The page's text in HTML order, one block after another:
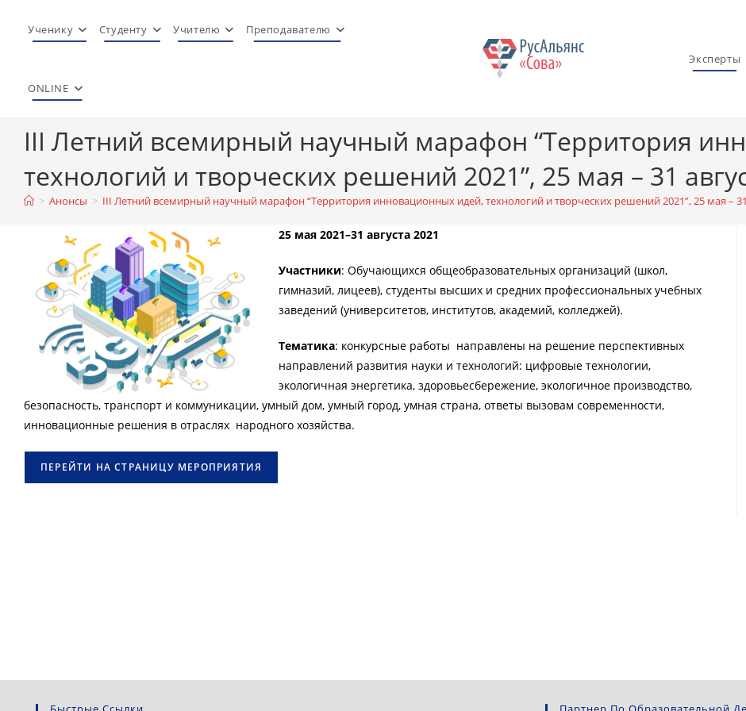
Ученику Студенту Учителю Преподавателю
ONLINE
Эксперты
III Летний всемирный научный марафон “Территория
технологий и творческих решений 2021”, 25 мая – 31
> Анонсы > III Летний всемирный научный марафон “Территория инновационных идей, технологий и творческих решений 2021”, 25 мая – 31
25 мая 2021–31 августа 2021
Участники: Обучающихся общеобразовательных организаций (школ,
гимназий, лицеев), студенты высших и средних профессиональных учебных
заведений (университетов, институтов, академий, колледжей).
Тематика: конкурсные работы направлены на решение перспективных
направлений развития науки и технологий: цифровые технологии,
экологичная энергетика, здоровьесбережение, экологичное производство,
безопасность, транспорт и коммуникации, умный дом, умный город, умная страна, ответы вызовам современности,
инновационные решения в отраслях народного хозяйства.
ПЕРЕЙТИ НА СТРАНИЦУ МЕРОПРИЯТИЯ